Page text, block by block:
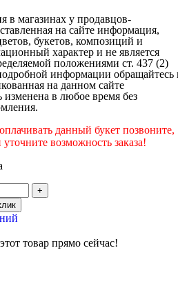
в магазинах у продавцов-
на сайте информация,
букетов, композиций и
характер и не является
положениями ст. 437 (2)
информации обращайтесь
на данном сайте
в любое время без
данный букет позвоните,
возможность заказа!
товар прямо сейчас!